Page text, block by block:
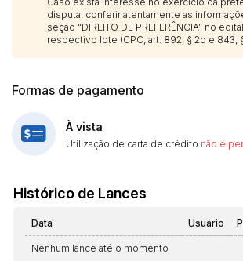
disputa, conferir atentamente as
seção “DIREITO DE PREFERÊNCIA” no
respectivo lote (CPC, art. 892, § 2o e 843,
Formas de pagamento
À vista
Utilização de carta de crédito não é
Histórico de Lances
Data Usuário
Nenhum lance até o momento